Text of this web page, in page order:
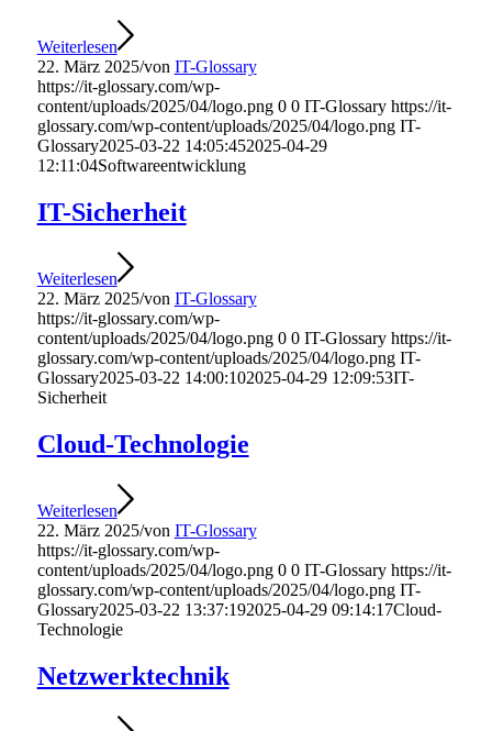
Weiterlesen
22. März 2025/von IT-Glossary
https://it-glossary.com/wp-
content/uploads/2025/04/logo.png 0 0 IT-Glossary https://it-
glossary.com/wp-content/uploads/2025/04/logo.png IT-
Glossary2025-03-22 14:05:452025-04-29
12:11:04Softwareentwicklung
IT-Sicherheit
Weiterlesen
22. März 2025/von IT-Glossary
https://it-glossary.com/wp-
content/uploads/2025/04/logo.png 0 0 IT-Glossary https://it-
glossary.com/wp-content/uploads/2025/04/logo.png IT-
Glossary2025-03-22 14:00:102025-04-29 12:09:53IT-
Sicherheit
Cloud-Technologie
Weiterlesen
22. März 2025/von IT-Glossary
https://it-glossary.com/wp-
content/uploads/2025/04/logo.png 0 0 IT-Glossary https://it-
glossary.com/wp-content/uploads/2025/04/logo.png IT-
Glossary2025-03-22 13:37:192025-04-29 09:14:17Cloud-
Technologie
Netzwerktechnik